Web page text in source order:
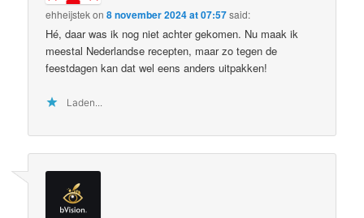
ehheijstekon8 november 2024 at 07:57said:
Hé, daar was ik nog niet achter gekomen. Nu maak ik
meestal Nederlandse recepten, maar zo tegen de
feestdagen kan dat wel eens anders uitpakken!
Laden...